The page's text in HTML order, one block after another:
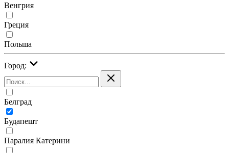
Венгрия
Греция
Польша
Город:
Белград
Будапешт
Паралия Катерини